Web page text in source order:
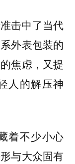
击中了当代
外表包装的
焦虑，又提
人的解压神
着不少小心
与大众固有